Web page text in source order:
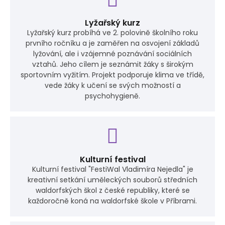
Lyžařský kurz
Lyžařský kurz probíhá ve 2. polovině školního roku
prvního ročníku a je zaměřen na osvojení základů
lyžování, ale i vzájemné poznávání sociálních
vztahů. Jeho cílem je seznámit žáky s širokým
sportovním vyžitím. Projekt podporuje klima ve třídě,
vede žáky k učení se svých možností a
psychohygieně.
Kulturní festival
Kulturní festival "FestiWal Vladimíra Nejedla" je
kreativní setkání uměleckých souborů středních
waldorfských škol z české republiky, které se
každoročně koná na waldorfské škole v Příbrami.